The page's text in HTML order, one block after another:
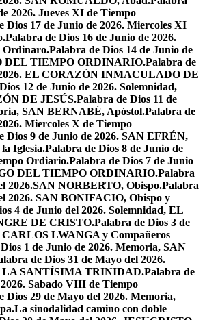
2026. Jueves XI de Tiempo
Dios 17 de Junio de 2026. Miercoles XI
Palabra de Dios 16 de Junio de 2026.
Ordinaro.Palabra de Dios 14 de Junio de
DEL TIEMPO ORDINARIO.Palabra de
EL CORAZÓN INMACULADO DE
12 de Junio de 2026. Solemnidad,
DE JESÚS.Palabra de Dios 11 de
SAN BERNABÉ, Apóstol.Palabra de
Miercoles X de Tiempo
Dios 9 de Junio de 2026. SAN EFRÉN,
Iglesia.Palabra de Dios 8 de Junio de
Ordiario.Palabra de Dios 7 de Junio
DEL TIEMPO ORDINARIO.Palabra
2026.SAN NORBERTO, Obispo.Palabra
2026. SAN BONIFACIO, Obispo y
4 de Junio del 2026. Solemnidad, EL
DE CRISTO.Palabra de Dios 3 de
CARLOS LWANGA y Compañeros
1 de Junio de 2026. Memoria, SAN
de Dios 31 de Mayo del 2026.
SANTÍSIMA TRINIDAD.Palabra de
Sabado VIII de Tiempo
Dios 29 de Mayo del 2026. Memoria,
La sinodalidad camino con doble